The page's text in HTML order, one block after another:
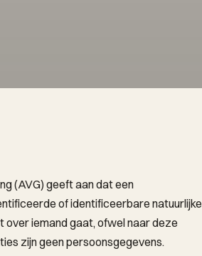
(AVG) geeft aan dat een
of identificeerbare natuurlijke
iemand gaat, ofwel naar deze
zijn geen persoonsgegevens.